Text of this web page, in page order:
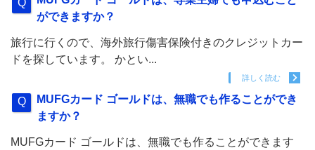
ができますか？
旅行に行くので、海外旅行傷害保険付きのクレジットカー
ドを探しています。 かとい...
詳しく読む
MUFGカード ゴールドは、無職でも作ることができ
ますか？
MUFGカード ゴールドは、無職でも作ることができます